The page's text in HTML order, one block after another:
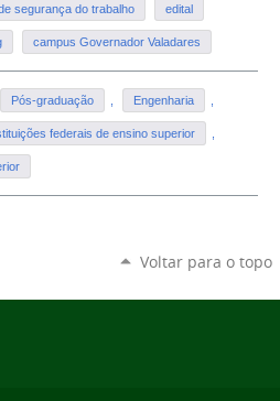
segurança do trabalho edital
campus Governador Valadares
Pós-graduação Engenharia
federais de ensino superior
Voltar para o topo